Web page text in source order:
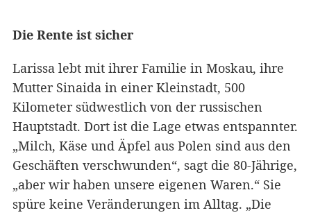
Die Rente ist sicher
Larissa lebt mit ihrer Familie in Moskau, ihre
Mutter Sinaida in einer Kleinstadt, 500
Kilometer südwestlich von der russischen
Hauptstadt. Dort ist die Lage etwas entspannter.
„Milch, Käse und Äpfel aus Polen sind aus den
Geschäften verschwunden“, sagt die 80-Jährige,
„aber wir haben unsere eigenen Waren.“ Sie
spüre keine Veränderungen im Alltag. „Die